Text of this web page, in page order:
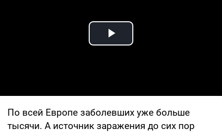
Play Video
По всей Европе заболевших уже больше
тысячи. А источник заражения до сих пор